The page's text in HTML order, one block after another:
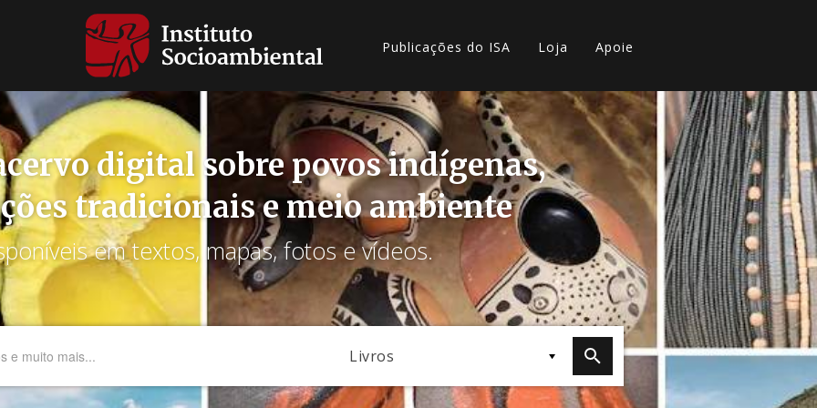
Publicações do ISA Loja Apoie
digital sobre povos indígenas,
tradicionais e meio ambiente
em textos, mapas, fotos e vídeos.
Livros